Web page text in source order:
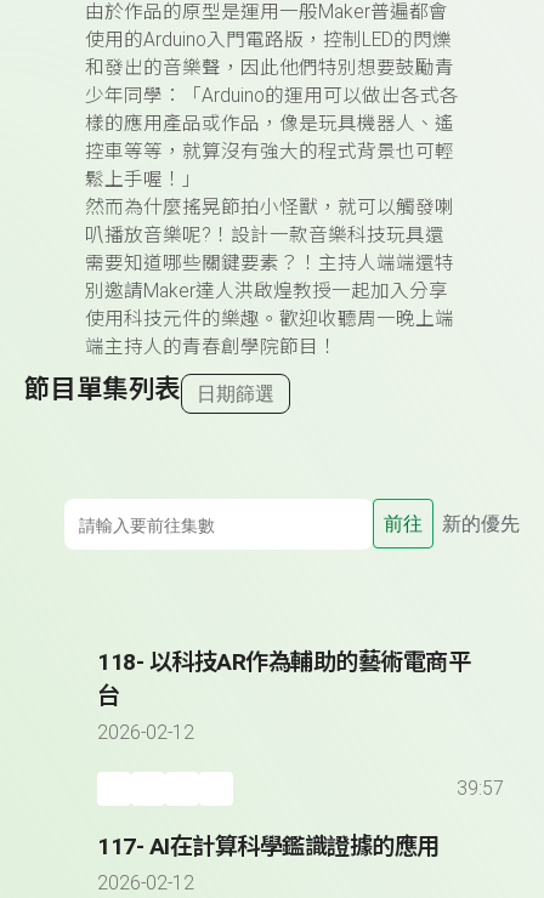
由於作品的原型是運用一般Maker普遍都會
使用的Arduino入門電路版，控制LED的閃爍
和發出的音樂聲，因此他們特別想要鼓勵青
少年同學：「Arduino的運用可以做出各式各
樣的應用產品或作品，像是玩具機器人、遙
控車等等，就算沒有強大的程式背景也可輕
鬆上手喔！」
然而為什麼搖晃節拍小怪獸，就可以觸發喇
叭播放音樂呢?！設計一款音樂科技玩具還
需要知道哪些關鍵要素？！主持人端端還特
別邀請Maker達人洪啟煌教授一起加入分享
使用科技元件的樂趣。歡迎收聽周一晚上端
端主持人的青春創學院節目！
節目單集列表 日期篩選
前往 新的優先
118- 以科技AR作為輔助的藝術電商平
台
2026-02-12
39:57
117- AI在計算科學鑑識證據的應用
2026-02-12